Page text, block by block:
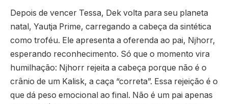
Depois de vencer Tessa, Dek volta para seu planeta
natal, Yautja Prime, carregando a cabeça da sintética
como troféu. Ele apresenta a oferenda ao pai, Njhorr,
esperando reconhecimento. Só que o momento vira
humilhação: Njhorr rejeita a cabeça porque não é o
crânio de um Kalisk, a caça “correta”. Essa rejeição é o
que dá peso emocional ao final. Não é um pai apenas